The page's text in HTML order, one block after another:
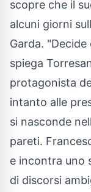
scopre che il
alcuni giorni
Garda.
spiega
protagonista
intanto alle
si nasconde
pareti.
e incontra uno
di discorsi